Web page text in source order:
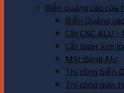
Biển quảng cáo cửa
Biển Quảng
Cắt CNC ALU
Cắt laser kim
Mặt dựng Alu
Thi công biển
Thi công gian